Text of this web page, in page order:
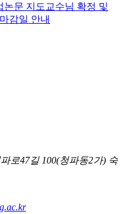
논문 지도교수님 확정 및
감일 안내
로47길 100(청파동2가) 숙